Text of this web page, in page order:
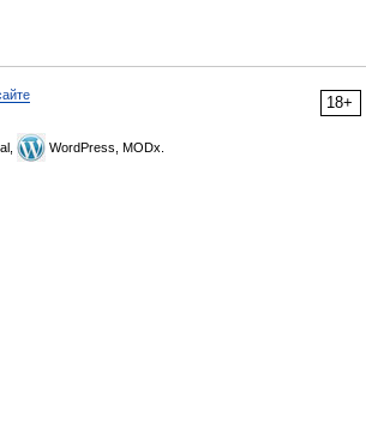
18+
WordPress, MODx.